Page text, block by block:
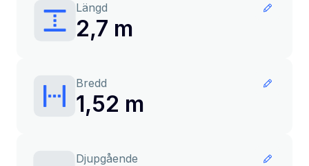
Längd
2,7 m
Bredd
1,52 m
Djupgående